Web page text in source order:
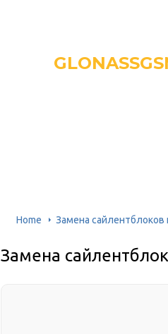
Home Замена сайлентблоков
Замена